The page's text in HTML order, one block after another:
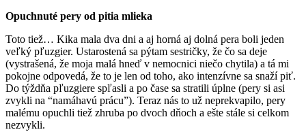
Opuchnuté pery od pitia mlieka
Toto tiež… Kika mala dva dni a aj horná aj dolná pera boli jeden
veľký pľuzgier. Ustarostená sa pýtam sestričky, že čo sa deje
(vystrašená, že moja malá hneď v nemocnici niečo chytila) a tá mi
pokojne odpovedá, že to je len od toho, ako intenzívne sa snaží piť.
Do týždňa pľuzgiere spľasli a po čase sa stratili úplne (pery si asi
zvykli na “namáhavú prácu”). Teraz nás to už neprekvapilo, pery
malému opuchli tiež zhruba po dvoch dňoch a ešte stále si celkom
nezvykli.